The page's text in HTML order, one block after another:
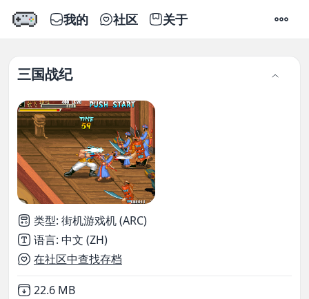
我的 社区 关于 设置
三国战纪
类型: 街机游戏机 (ARC)
语言: 中文 (ZH)
在社区中查找存档
Not downloaded
22.6 MB